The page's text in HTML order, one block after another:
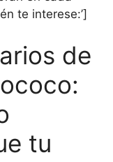
te interese:’]
de
tu